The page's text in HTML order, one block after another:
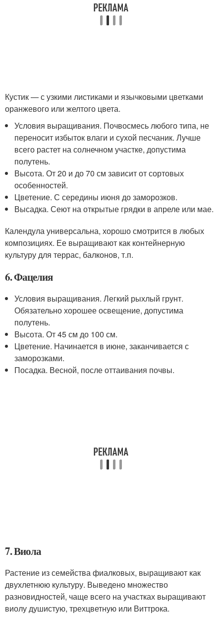
Кустик — с узкими листиками и язычковыми цветками
оранжевого или желтого цвета.
Условия выращивания. Почвосмесь любого типа, не
переносит избыток влаги и сухой песчаник. Лучше
всего растет на солнечном участке, допустима
полутень.
Высота. От 20 и до 70 см зависит от сортовых
особенностей.
Цветение. С середины июня до заморозков.
Высадка. Сеют на открытые грядки в апреле или мае.
Календула универсальна, хорошо смотрится в любых
композициях. Ее выращивают как контейнерную
культуру для террас, балконов, т.п.
6. Фацелия
Условия выращивания. Легкий рыхлый грунт.
Обязательно хорошее освещение, допустима
полутень.
Высота. От 45 см до 100 см.
Цветение. Начинается в июне, заканчивается с
заморозками.
Посадка. Весной, после оттаивания почвы.
7. Виола
Растение из семейства фиалковых, выращивают как
двухлетнюю культуру. Выведено множество
разновидностей, чаще всего на участках выращивают
виолу душистую, трехцветную или Виттрока.